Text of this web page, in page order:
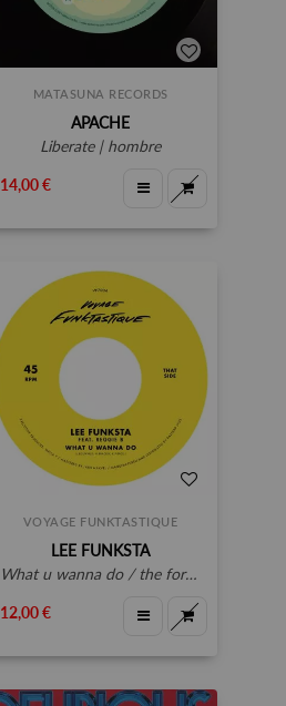
MATASUNA RECORDS
APACHE
liberate | hombre
14,00 €
VOYAGE FUNKTASTIQUE
LEE FUNKSTA
what u wanna do / the formula
12,00 €